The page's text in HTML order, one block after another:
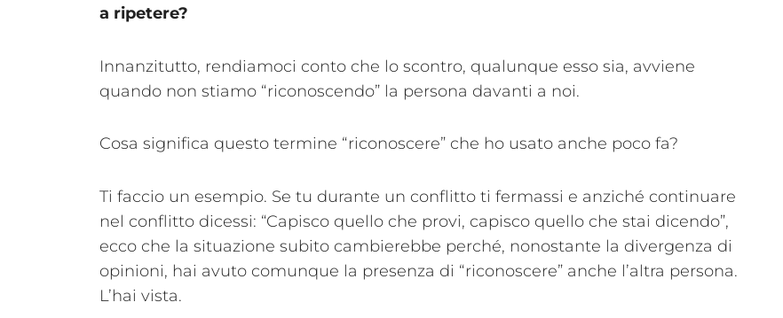
a ripetere?
Innanzitutto, rendiamoci conto che lo scontro, qualunque esso sia, avviene
quando non stiamo “riconoscendo” la persona davanti a noi.
Cosa significa questo termine “riconoscere” che ho usato anche poco fa?
Ti faccio un esempio. Se tu durante un conflitto ti fermassi e anziché continuare
nel conflitto dicessi: “Capisco quello che provi, capisco quello che stai dicendo”,
ecco che la situazione subito cambierebbe perché, nonostante la divergenza di
opinioni, hai avuto comunque la presenza di “riconoscere” anche l’altra persona.
L’hai vista.